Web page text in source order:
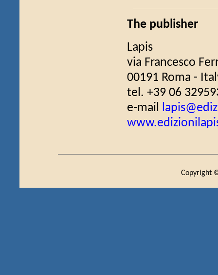
The publisher
Lapis
via Francesco
00191 Roma -
tel. +39 06
e-mail
Copyright